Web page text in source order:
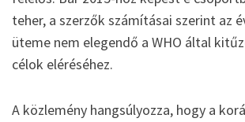
teher, a szerzők számításai szerint az
üteme nem elegendő a WHO által
célok eléréséhez.
A közlemény hangsúlyozza, hogy a